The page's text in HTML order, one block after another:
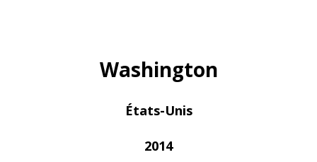
Washington
États-Unis
2014